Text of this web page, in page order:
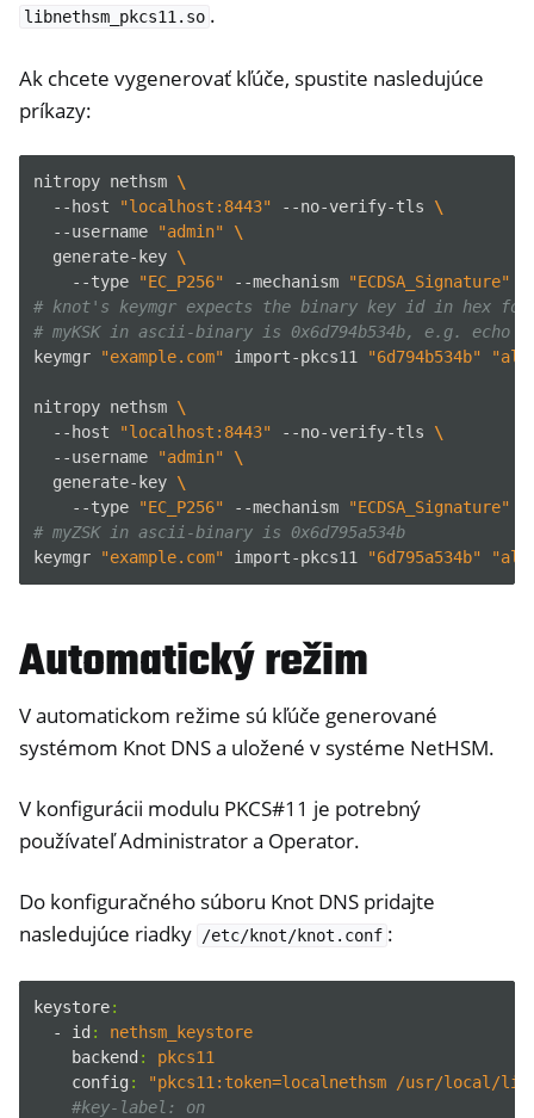
navigation of NitroWall
navigation of Softvér
libnethsm_pkcs11.so .
Ak chcete vygenerovať kľúče, spustite nasledujúce
príkazy:
nitropy nethsm \
--host
"localhost:8443" --no-verify-tls
\
--username
"admin"
\
generate-key \
--type
"EC_P256" --mechanism "ECDSA_Signature"
# knot's keymgr expects the binary key id in hex
# myKSK in ascii-binary is 0x6d794b534b, e.g. echo -
keymgr
"example.com" import-pkcs11 "6d794b534b"
nitropy nethsm \
--host
"localhost:8443" --no-verify-tls
\
--username
"admin"
\
generate-key \
--type
"EC_P256" --mechanism "ECDSA_Signature"
# myZSK in ascii-binary is 0x6d795a534b
keymgr
"example.com" import-pkcs11 "6d795a534b"
Automatický režim
V automatickom režime sú kľúče generované
systémom Knot DNS a uložené v systéme NetHSM.
V konfigurácii modulu PKCS#11 je potrebný
používateľ Administrator a Operator.
Do konfiguračného súboru Knot DNS pridajte
nasledujúce riadky
/etc/knot/knot.conf :
keystore:
- id :
nethsm_keystore
backend :
pkcs11
config :
"pkcs11:token=localnethsm /usr/local/
#key-label: on